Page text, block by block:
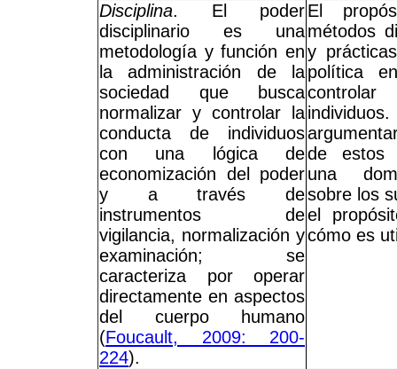
Disciplina. El poder
disciplinario es una
metodología y función en
la administración de la
sociedad que busca
normalizar y controlar la
conducta de individuos
con una lógica de
economización del poder
y a través de
instrumentos de
vigilancia, normalización y
examinación; se
caracteriza por operar
directamente en aspectos
del cuerpo humano
(Foucault, 2009: 200-
224).
El
métodos
y
política
de estos
una
sobre los
el
cómo es